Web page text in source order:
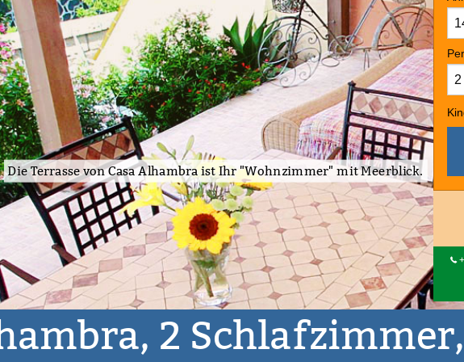
2 Schlafzimmer 160,00 € - 230,00 € Guía de Isora
2